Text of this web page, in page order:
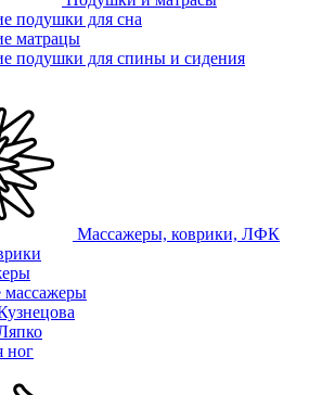
подушки для сна
матрацы
подушки для спины и сидения
Массажеры, коврики, ЛФК
массажеры
ног